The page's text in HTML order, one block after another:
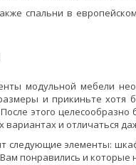
спальни в
модульной мебели
и прикиньте
этого
и отличаться
следующие элементы:
понравились и которые